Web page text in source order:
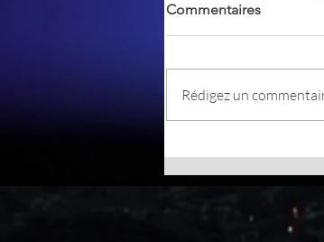
Commentaires
Rédigez un